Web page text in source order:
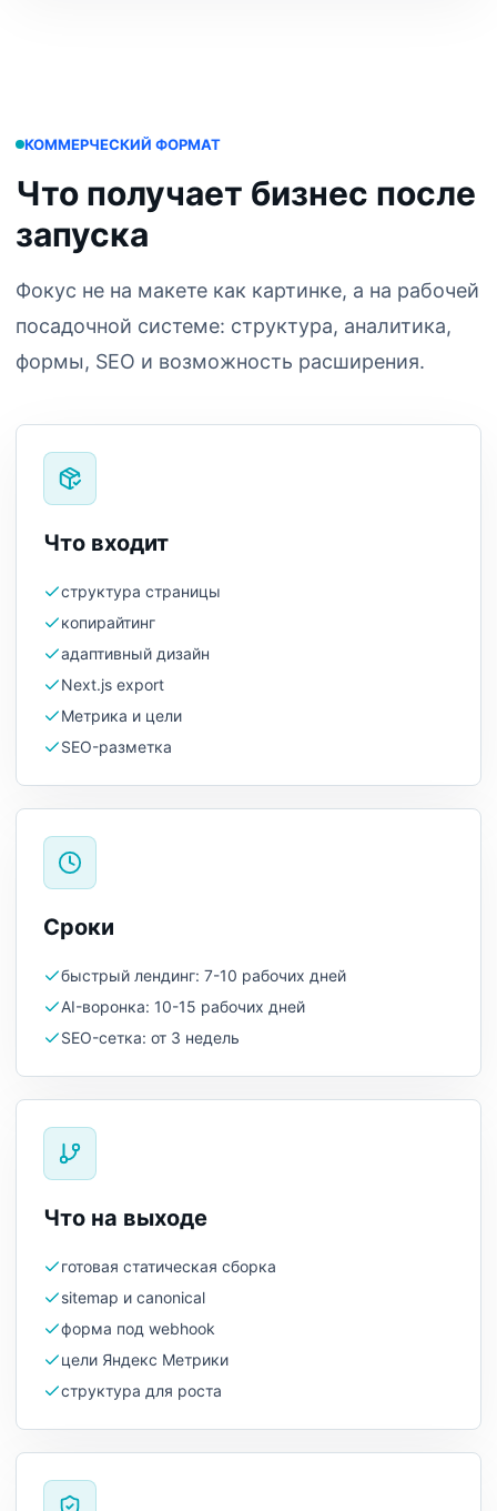
КОММЕРЧЕСКИЙ ФОРМАТ
Что получает бизнес после
запуска
Фокус не на макете как картинке, а на рабочей
посадочной системе: структура, аналитика,
формы, SEO и возможность расширения.
Что входит
структура страницы
копирайтинг
адаптивный дизайн
Next.js export
Метрика и цели
SEO-разметка
Сроки
быстрый лендинг: 7-10 рабочих дней
AI-воронка: 10-15 рабочих дней
SEO-сетка: от 3 недель
Что на выходе
готовая статическая сборка
sitemap и canonical
форма под webhook
цели Яндекс Метрики
структура для роста